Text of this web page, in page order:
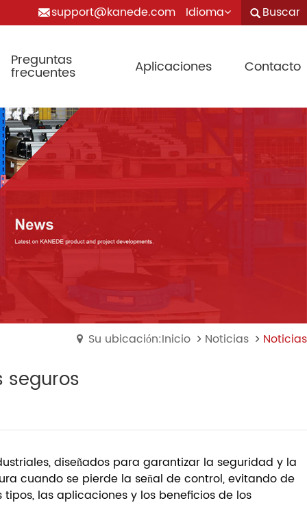
support@kanede.com Idioma Buscar
Preguntas
frecuentes Aplicaciones Contacto
Su ubicación:Inicio Noticias Noticias
seguros
diseñados para garantizar la seguridad y la
cuando se pierde la señal de control, evitando de
las aplicaciones y los beneficios de los